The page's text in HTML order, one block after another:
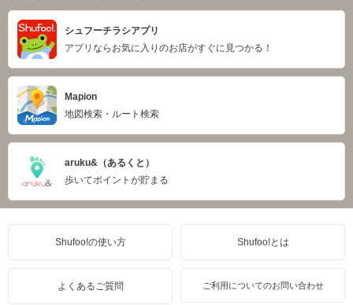
シュフーチラシアプリ
アプリならお気に入りのお店がすぐに見つかる！
Mapion
地図検索・ルート検索
aruku&（あるくと）
歩いてポイントが貯まる
Shufoo!の使い方 Shufoo!とは
よくあるご質問 ご利用についてのお問い合わせ